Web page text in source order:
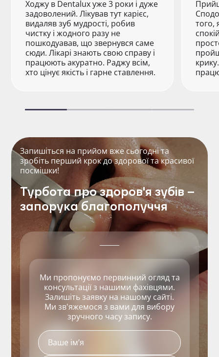
Ходжу в Dentalux уже 3 роки і дуже
задоволений. Лікував тут карієс,
видаляв зуб мудрості, робив
чистку і жодного разу не
пошкодуавав, що звернувся саме
сюди. Лікарі знають свою справу і
працюють акуратно. Раджу всім,
хто цінує якість і гарне ставлення.
того,
Запишіться на прийом вже сьогодні та
зробіть перший крок до здорової та красивої
посмішки!
Турбота про здоров'я зубів –
запорука благополуччя
Ми пропонуємо первинний огляд та
консультації з нашими фахівцями.
Залишіть заявку на нашому сайті.
Ми зв'яжемося з вами для вибору
зручного часу запису.